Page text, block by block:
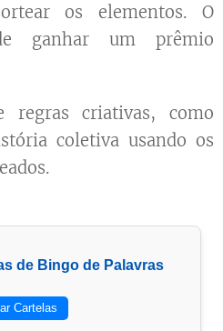
os elementos. O
ganhar um prêmio
regras criativas, como
coletiva usando os
de Bingo de Palavras
Cartelas